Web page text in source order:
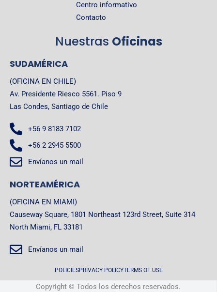
Centro informativo
Contacto
Nuestras Oficinas
SUDAMÉRICA
(OFICINA EN CHILE)
Av. Presidente Riesco 5561. Piso 9
Las Condes, Santiago de Chile
+56 9 8183 7102
+56 2 2945 5500
Envíanos un mail
NORTEAMÉRICA
(OFICINA EN MIAMI)
Causeway Square, 1801 Northeast 123rd Street, Suite 314
North Miami, FL 33181
Envíanos un mail
POLICIESPRIVACY POLICYTERMS OF USE
Copyright © Todos los derechos reservados.